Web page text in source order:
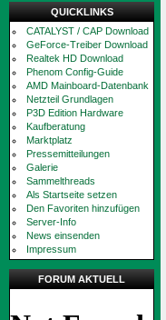
QUICKLINKS
CATALYST / CAP Download
GeForce-Treiber Download
Realtek HD Download
Phenom Config-Guide
AMD Mainboard-Datenbank
Netzteil Grundlagen
P3D Edition Hardware
Kaufberatung
Marktplatz
Pressemitteilungen
Galerie
Sammelthreads
Als Startseite setzen
Den Favoriten hinzufügen
Server-Info
News einsenden
Impressum
FORUM AKTUELL